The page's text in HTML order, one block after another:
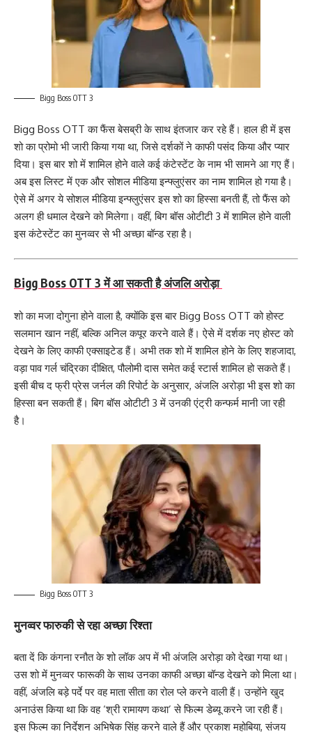
Bigg Boss OTT 3
Bigg Boss OTT का फैंस बेसब्री के साथ इंतजार कर रहे हैं। हाल ही में इस
शो का प्रोमो भी जारी किया गया था, जिसे दर्शकों ने काफी पसंद किया और प्यार
दिया। इस बार शो में शामिल होने वाले कई कंटेस्टेंट के नाम भी सामने आ गए हैं।
अब इस लिस्ट में एक और सोशल मीडिया इन्फ्लुएंसर का नाम शामिल हो गया है।
ऐसे में अगर ये सोशल मीडिया इन्फ्लुएंसर इस शो का हिस्सा बनती हैं, तो फैंस को
अलग ही धमाल देखने को मिलेगा। वहीं, बिग बॉस ओटीटी 3 में शामिल होने वाली
इस कंटेस्टेंट का मुनव्वर से भी अच्छा बॉन्ड रहा है।
Bigg Boss OTT 3 में आ सकती है अंजलि अरोड़ा
शो का मजा दोगुना होने वाला है, क्योंकि इस बार Bigg Boss OTT को होस्ट
सलमान खान नहीं, बल्कि अनिल कपूर करने वाले हैं। ऐसे में दर्शक नए होस्ट को
देखने के लिए काफी एक्साइटेड हैं। अभी तक शो में शामिल होने के लिए शहजादा,
वड़ा पाव गर्ल चंद्रिका दीक्षित, पौलोमी दास समेत कई स्टार्स शामिल हो सकते हैं।
इसी बीच द फ्री प्रेस जर्नल की रिपोर्ट के अनुसार, अंजलि अरोड़ा भी इस शो का
हिस्सा बन सकती हैं। बिग बॉस ओटीटी 3 में उनकी एंट्री कन्फर्म मानी जा रही
है।
Bigg Boss OTT 3
मुनव्वर फारुकी से रहा अच्छा रिश्ता
बता दें कि कंगना रनौत के शो लॉक अप में भी अंजलि अरोड़ा को देखा गया था।
उस शो में मुनव्वर फारूकी के साथ उनका काफी अच्छा बॉन्ड देखने को मिला था।
वहीं, अंजलि बड़े पर्दे पर वह माता सीता का रोल प्ले करने वाली हैं। उन्होंने खुद
अनाउंस किया था कि वह ‘श्री रामायण कथा’ से फिल्म डेब्यू करने जा रही हैं।
इस फिल्म का निर्देशन अभिषेक सिंह करने वाले हैं और प्रकाश महोबिया, संजय